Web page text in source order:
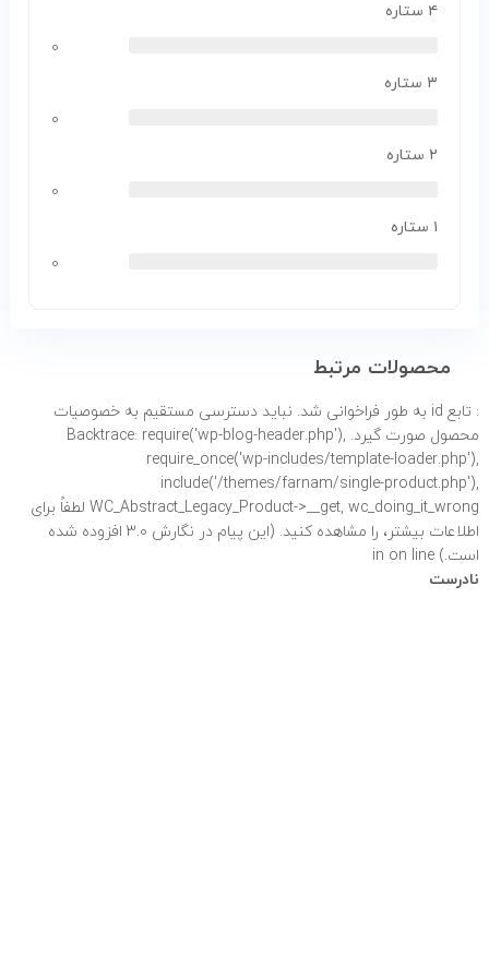
۴ ستاره
۰
۳ ستاره
۰
۲ ستاره
۰
۱ ستاره
۰
محصولات مرتبط
: تابع id به طور
فراخوانی شد. نباید دسترسی مستقیم به خصوصیات
محصول صورت گیرد. Backtrace: require('wp-blog-header.php'),
require_once('wp-includes/template-loader.php'),
include('/themes/farnam/single-product.php'),
WC_Abstract_Legacy_Product->__get, wc_doing_it_wrong لطفاً برای
اطلاعات بیشتر،
را مشاهده کنید. (این پیام در نگارش 3.0 افزوده شده
است.) in on line
نادرست